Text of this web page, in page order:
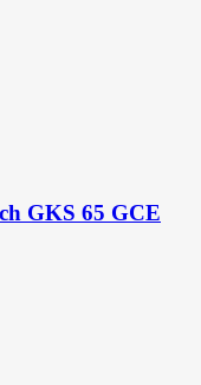
GKS 65 GCE